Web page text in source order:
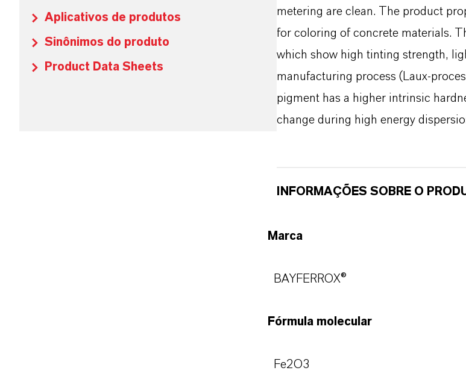
Aplicativos de produtos
Sinônimos do produto
Product Data Sheets
metering are clean. The product
for coloring of concrete materials.
which show high tinting strength,
manufacturing process (Laux-
pigment has a higher intrinsic
change during high energy
INFORMAÇÕES SOBRE O
Marca
BAYFERROX®
Fórmula molecular
Fe2O3